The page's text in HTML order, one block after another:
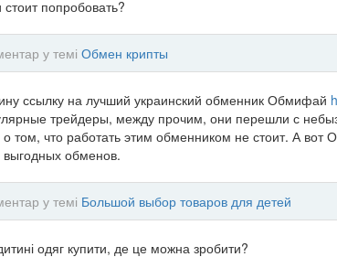
попробовать?
у темі Обмен крипты
ссылку на лучший украинский обменник Обмифай
трейдеры, между прочим, они перешли с
том, что работать этим обменником не стоит. А вот
выгодных обменов.
у темі Большой выбор товаров для детей
одяг купити, де це можна зробити?